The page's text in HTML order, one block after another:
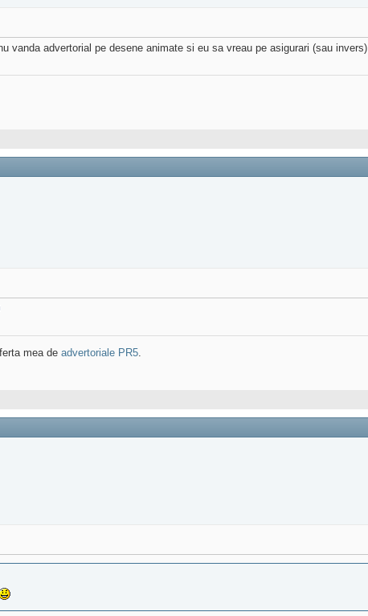
vanda advertorial pe desene animate si eu sa vreau pe asigurari (sau invers)
mea de advertoriale PR5.